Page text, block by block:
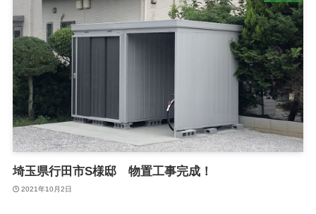
埼玉県行田市S様邸 物置工事完成！
2021年10月2日